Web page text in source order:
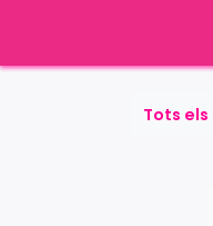
Tots